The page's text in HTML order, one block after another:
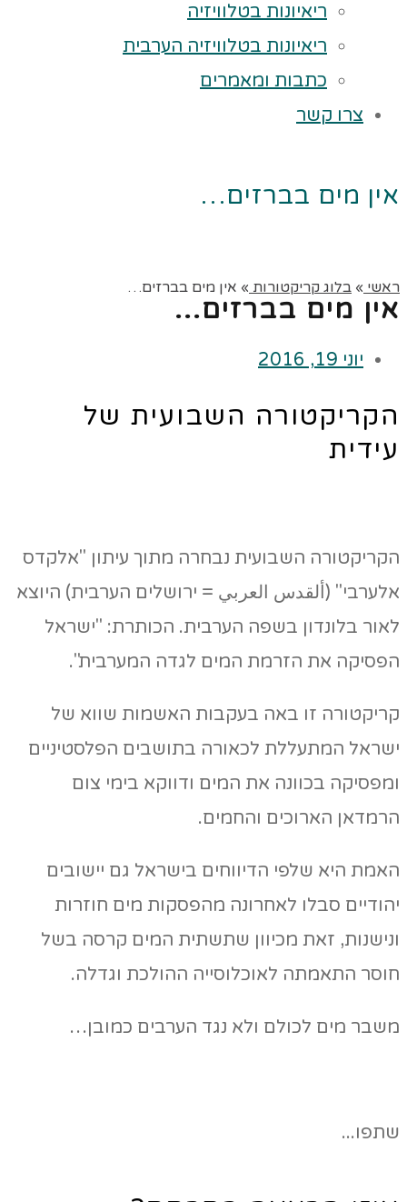
ריאיונות בטלוויזיה
ריאיונות בטלוויזיה הערבית
כתבות ומאמרים
צרו קשר
אין מים בברזים…
ראשי » בלוג קריקטורות » אין מים בברזים…
אין מים בברזים…
יוני 19, 2016
הקריקטורה השבועית של
עידית
הקריקטורה השבועית נבחרה מתוך עיתון "אלקדס
אלערבי" (ألقدس العربي = ירושלים הערבית) היוצא
לאור בלונדון בשפה הערבית. הכותרת: "ישראל
הפסיקה את הזרמת המים לגדה המערבית".
קריקטורה זו באה בעקבות האשמות שווא של
ישראל המתעללת לכאורה בתושבים הפלסטיניים
ומפסיקה בכוונה את המים ודווקא בימי צום
הרמדאן הארוכים והחמים.
האמת היא שלפי הדיווחים בישראל גם יישובים
יהודיים סבלו לאחרונה מהפסקות מים חוזרות
ונישנות, זאת מכיוון שתשתית המים קרסה בשל
חוסר התאמתה לאוכלוסייה ההולכת וגדלה.
משבר מים לכולם ולא נגד הערבים כמובן…
שתפו...